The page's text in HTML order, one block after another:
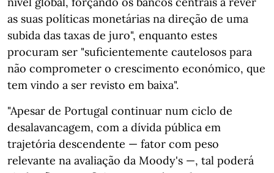
as suas políticas monetárias na direção de uma
subida das taxas de juro", enquanto estes
procuram ser "suficientemente cautelosos para
não comprometer o crescimento económico, que
tem vindo a ser revisto em baixa".
"Apesar de Portugal continuar num ciclo de
desalavancagem, com a dívida pública em
trajetória descendente — fator com peso
relevante na avaliação da Moody's —, tal poderá